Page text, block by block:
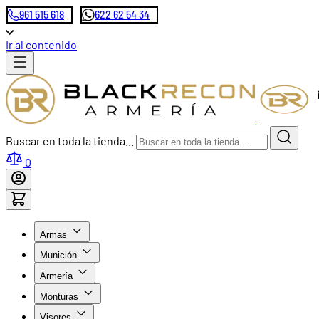
961 515 618 622 62 54 34
Ir al contenido
Buscar en toda la tienda...
0
Armas
Munición
Armería
Monturas